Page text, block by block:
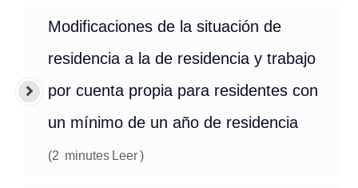
Modificaciones de la situación de
residencia a la de residencia y trabajo
por cuenta propia para residentes con
un mínimo de un año de residencia
(2 minutes Leer)